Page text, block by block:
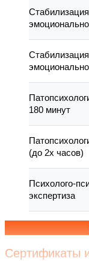
180 минут
(до 2х часов)
Психолого-
экспертиза
Сертификаты